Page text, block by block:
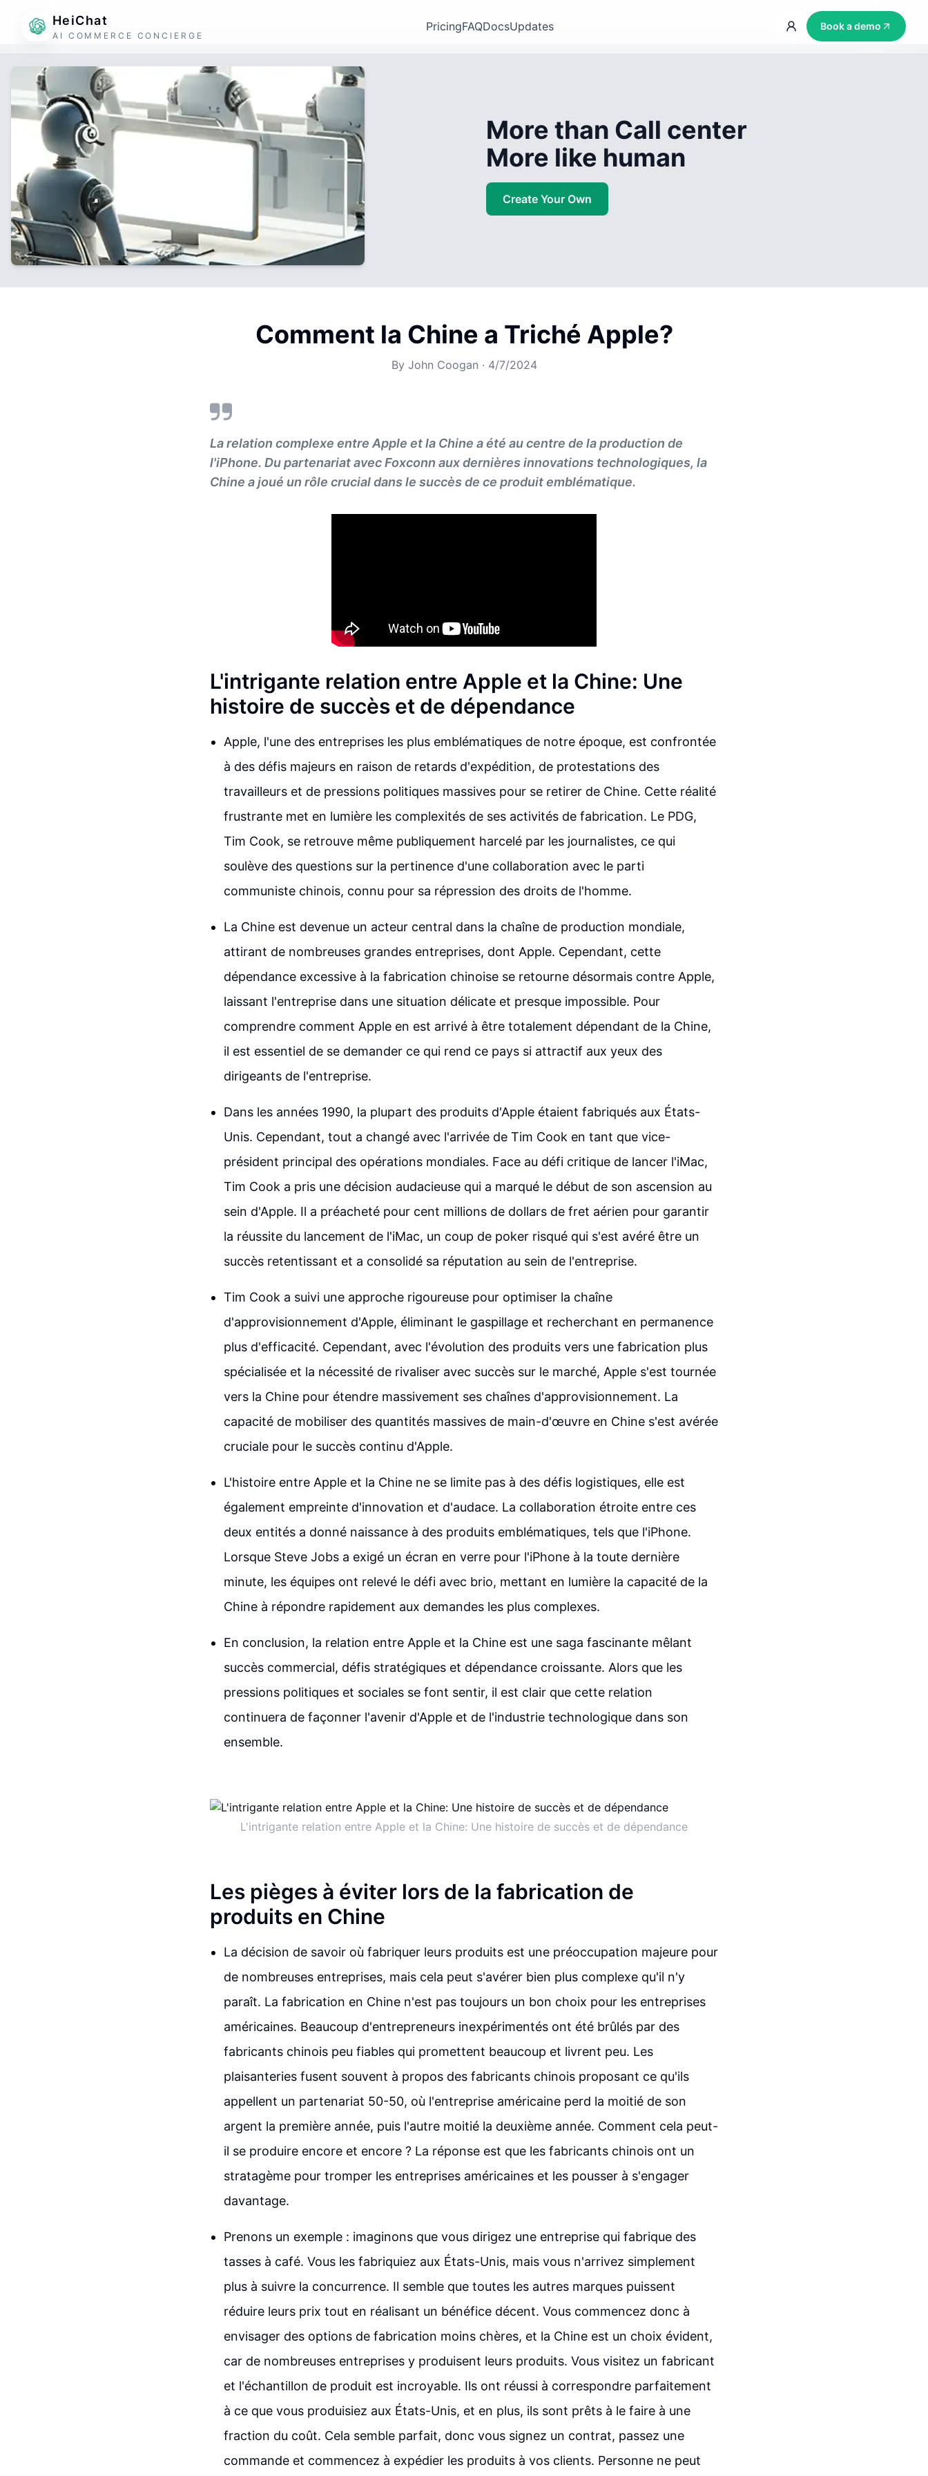
HeiChat
AI COMMERCE CONCIERGE
PricingFAQDocsUpdates Book a demo
More than Call center
More like human
Create Your Own
Comment la Chine a Triché Apple?
By John Coogan · 4/7/2024
La relation complexe entre Apple et la Chine a été au centre de la production de
l'iPhone. Du partenariat avec Foxconn aux dernières innovations technologiques, la
Chine a joué un rôle crucial dans le succès de ce produit emblématique.
L'intrigante relation entre Apple et la Chine: Une
histoire de succès et de dépendance
Apple, l'une des entreprises les plus emblématiques de notre époque, est confrontée
à des défis majeurs en raison de retards d'expédition, de protestations des
travailleurs et de pressions politiques massives pour se retirer de Chine. Cette réalité
frustrante met en lumière les complexités de ses activités de fabrication. Le PDG,
Tim Cook, se retrouve même publiquement harcelé par les journalistes, ce qui
soulève des questions sur la pertinence d'une collaboration avec le parti
communiste chinois, connu pour sa répression des droits de l'homme.
La Chine est devenue un acteur central dans la chaîne de production mondiale,
attirant de nombreuses grandes entreprises, dont Apple. Cependant, cette
dépendance excessive à la fabrication chinoise se retourne désormais contre Apple,
laissant l'entreprise dans une situation délicate et presque impossible. Pour
comprendre comment Apple en est arrivé à être totalement dépendant de la Chine,
il est essentiel de se demander ce qui rend ce pays si attractif aux yeux des
dirigeants de l'entreprise.
Dans les années 1990, la plupart des produits d'Apple étaient fabriqués aux États-
Unis. Cependant, tout a changé avec l'arrivée de Tim Cook en tant que vice-
président principal des opérations mondiales. Face au défi critique de lancer l'iMac,
Tim Cook a pris une décision audacieuse qui a marqué le début de son ascension au
sein d'Apple. Il a préacheté pour cent millions de dollars de fret aérien pour garantir
la réussite du lancement de l'iMac, un coup de poker risqué qui s'est avéré être un
succès retentissant et a consolidé sa réputation au sein de l'entreprise.
Tim Cook a suivi une approche rigoureuse pour optimiser la chaîne
d'approvisionnement d'Apple, éliminant le gaspillage et recherchant en permanence
plus d'efficacité. Cependant, avec l'évolution des produits vers une fabrication plus
spécialisée et la nécessité de rivaliser avec succès sur le marché, Apple s'est tournée
vers la Chine pour étendre massivement ses chaînes d'approvisionnement. La
capacité de mobiliser des quantités massives de main-d'œuvre en Chine s'est avérée
cruciale pour le succès continu d'Apple.
L'histoire entre Apple et la Chine ne se limite pas à des défis logistiques, elle est
également empreinte d'innovation et d'audace. La collaboration étroite entre ces
deux entités a donné naissance à des produits emblématiques, tels que l'iPhone.
Lorsque Steve Jobs a exigé un écran en verre pour l'iPhone à la toute dernière
minute, les équipes ont relevé le défi avec brio, mettant en lumière la capacité de la
Chine à répondre rapidement aux demandes les plus complexes.
En conclusion, la relation entre Apple et la Chine est une saga fascinante mêlant
succès commercial, défis stratégiques et dépendance croissante. Alors que les
pressions politiques et sociales se font sentir, il est clair que cette relation
continuera de façonner l'avenir d'Apple et de l'industrie technologique dans son
ensemble.
L'intrigante relation entre Apple et la Chine: Une histoire de succès et de dépendance
Les pièges à éviter lors de la fabrication de
produits en Chine
La décision de savoir où fabriquer leurs produits est une préoccupation majeure pour
de nombreuses entreprises, mais cela peut s'avérer bien plus complexe qu'il n'y
paraît. La fabrication en Chine n'est pas toujours un bon choix pour les entreprises
américaines. Beaucoup d'entrepreneurs inexpérimentés ont été brûlés par des
fabricants chinois peu fiables qui promettent beaucoup et livrent peu. Les
plaisanteries fusent souvent à propos des fabricants chinois proposant ce qu'ils
appellent un partenariat 50-50, où l'entreprise américaine perd la moitié de son
argent la première année, puis l'autre moitié la deuxième année. Comment cela peut-
il se produire encore et encore ? La réponse est que les fabricants chinois ont un
stratagème pour tromper les entreprises américaines et les pousser à s'engager
davantage.
Prenons un exemple : imaginons que vous dirigez une entreprise qui fabrique des
tasses à café. Vous les fabriquiez aux États-Unis, mais vous n'arrivez simplement
plus à suivre la concurrence. Il semble que toutes les autres marques puissent
réduire leurs prix tout en réalisant un bénéfice décent. Vous commencez donc à
envisager des options de fabrication moins chères, et la Chine est un choix évident,
car de nombreuses entreprises y produisent leurs produits. Vous visitez un fabricant
et l'échantillon de produit est incroyable. Ils ont réussi à correspondre parfaitement
à ce que vous produisiez aux États-Unis, et en plus, ils sont prêts à le faire à une
fraction du coût. Cela semble parfait, donc vous signez un contrat, passez une
commande et commencez à expédier les produits à vos clients. Personne ne peut